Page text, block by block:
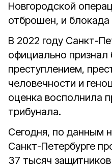
Новгородской
отброшен, и блокада
В 2022 году Санкт-
официально признал
преступлением,
человечности и
оценка восполнила
трибунала.
Сегодня, по данным
Санкт-Петербурге
37 тысяч